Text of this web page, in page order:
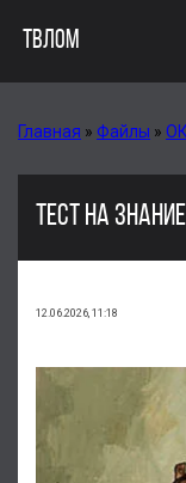
ТВЛОМ
Главная » Файлы » ОК
ТЕСТ НА
12.06.2026, 11:18